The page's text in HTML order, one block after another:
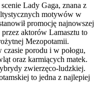
Lady Gaga, znana z
motywów w
promocję najnowszej
aktorów Lamasztu to
Mezopotamii.
porodu i w połogu,
oraz karmiących matek.
zwierzęco-ludzkiej.
to jedna z najlepiej